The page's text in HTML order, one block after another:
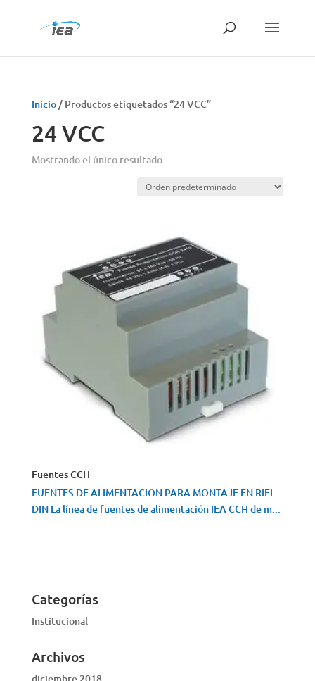
Inicio/ Productos etiquetados “24 VCC”
24 VCC
Mostrando el único resultado
Fuentes CCH
FUENTES DE ALIMENTACION PARA MONTAJE EN RIEL
DIN La línea de fuentes de alimentación IEA CCH de m...
Categorías
Institucional
Archivos